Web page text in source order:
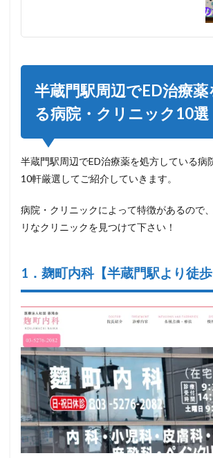
半蔵門駅周辺でED治療
る病院・クリニック10選
半蔵門駅周辺でED治療薬を処方している病
10軒厳選してご紹介していきます。
病院・クリニックによって特徴があるので
リなクリニックを見つけて下さい！
1．麹町内科【半蔵門駅より徒歩